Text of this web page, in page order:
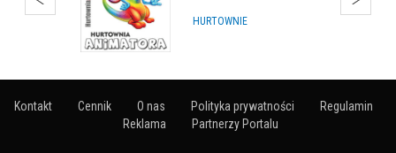
HURTOWNIE
Kontakt Cennik O nas Polityka prywatności
Regulamin
Reklama
Partnerzy Portalu